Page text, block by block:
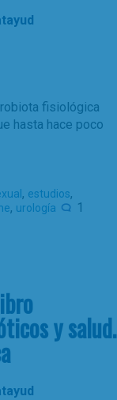
fisiológica
hasta hace poco
, estudios,
, urología 1
y salud.